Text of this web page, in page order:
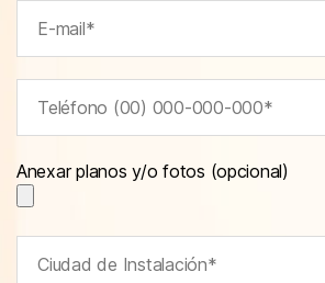
Anexar planos y/o fotos (opcional)